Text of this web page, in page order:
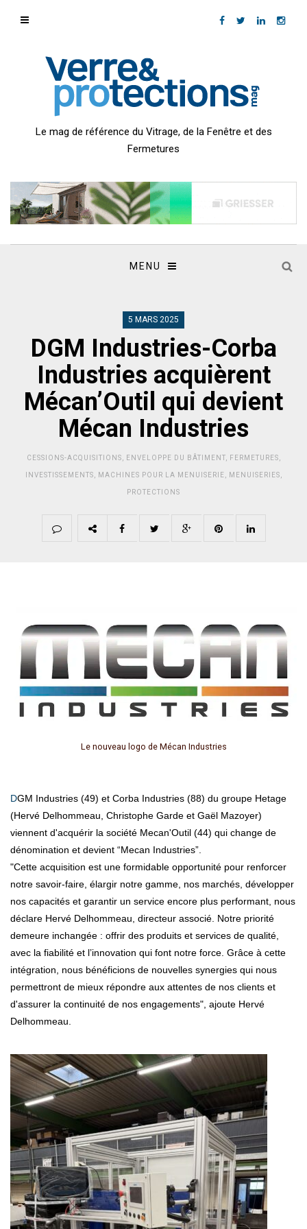
Le mag de référence du Vitrage, de la Fenêtre et des
Fermetures
MENU
5 MARS 2025
DGM Industries-Corba
Industries acquièrent
Mécan’Outil qui devient
Mécan Industries
CESSIONS-ACQUISITIONS ENVELOPPE DU BÂTIMENT, FERMETURES
INVESTISSEMENTS MACHINES POUR LA MENUISERIE MENUISERIES
PROTECTIONS
Le nouveau logo de Mécan Industries
DGM Industries (49) et Corba Industries (88) du groupe Hetage
(Hervé Delhommeau, Christophe Garde et Gaël Mazoyer)
viennent d'acquérir la société Mecan'Outil (44) qui change de
dénomination et devient “Mecan Industries”.
"Cette acquisition est une formidable opportunité pour renforcer
notre savoir-faire, élargir notre gamme, nos marchés, développer
nos capacités et garantir un service encore plus performant, nous
déclare Hervé Delhommeau, directeur associé. Notre priorité
demeure inchangée : offrir des produits et services de qualité,
avec la fiabilité et l’innovation qui font notre force. Grâce à cette
intégration, nous bénéficions de nouvelles synergies qui nous
permettront de mieux répondre aux attentes de nos clients et
d'assurer la continuité de nos engagements", ajoute Hervé
Delhommeau.